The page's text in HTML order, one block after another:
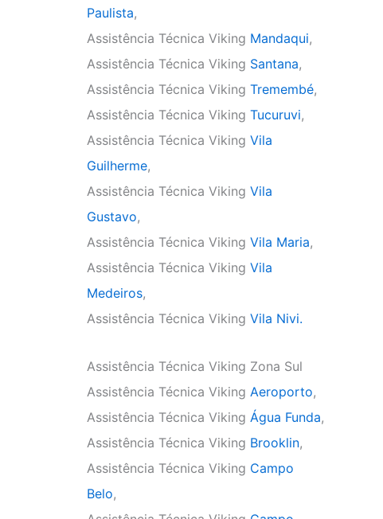
Paulista,
Assistência Técnica Viking Mandaqui,
Assistência Técnica Viking Santana,
Assistência Técnica Viking Tremembé,
Assistência Técnica Viking Tucuruvi,
Assistência Técnica Viking Vila
Guilherme,
Assistência Técnica Viking Vila
Gustavo,
Assistência Técnica Viking Vila Maria,
Assistência Técnica Viking Vila
Medeiros,
Assistência Técnica Viking Vila Nivi.
Assistência Técnica Viking Zona Sul
Assistência Técnica Viking Aeroporto,
Assistência Técnica Viking Água Funda,
Assistência Técnica Viking Brooklin,
Assistência Técnica Viking Campo
Belo,